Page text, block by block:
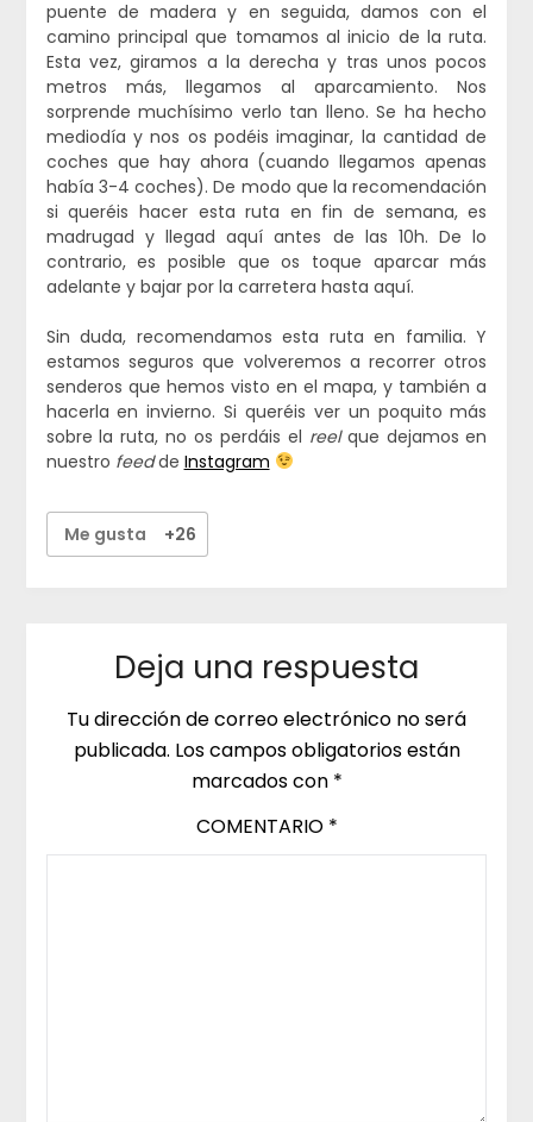
puente de madera y en seguida, damos con el
camino principal que tomamos al inicio de la ruta.
Esta vez, giramos a la derecha y tras unos pocos
metros más, llegamos al aparcamiento. Nos
sorprende muchísimo verlo tan lleno. Se ha hecho
mediodía y nos os podéis imaginar, la cantidad de
coches que hay ahora (cuando llegamos apenas
había 3-4 coches). De modo que la recomendación
si queréis hacer esta ruta en fin de semana, es
madrugad y llegad aquí antes de las 10h. De lo
contrario, es posible que os toque aparcar más
adelante y bajar por la carretera hasta aquí.
Sin duda, recomendamos esta ruta en familia. Y
estamos seguros que volveremos a recorrer otros
senderos que hemos visto en el mapa, y también a
hacerla en invierno. Si queréis ver un poquito más
sobre la ruta, no os perdáis el reelque dejamos en
nuestro feedde Instagram
Me gusta +26
Deja una respuesta
Tu dirección de correo electrónico no será
publicada. Los campos obligatorios están
marcados con *
COMENTARIO *